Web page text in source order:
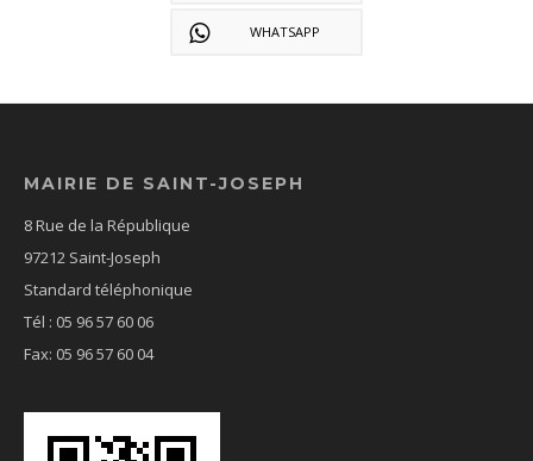
WHATSAPP
MAIRIE DE SAINT-JOSEPH
8 Rue de la République
97212 Saint-Joseph
Standard téléphonique
Tél : 05 96 57 60 06
Fax: 05 96 57 60 04